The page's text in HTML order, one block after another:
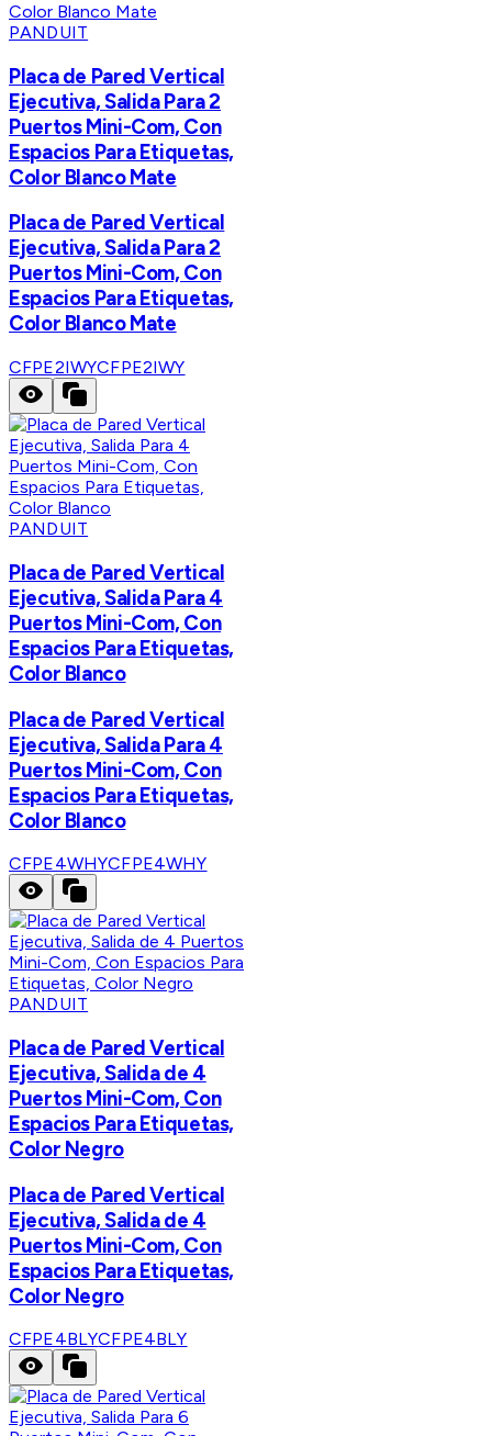
PANDUIT
Placa de Pared Vertical
Ejecutiva, Salida Para 2
Puertos Mini-Com, Con
Espacios Para Etiquetas,
Color Blanco Mate
Placa de Pared Vertical
Ejecutiva, Salida Para 2
Puertos Mini-Com, Con
Espacios Para Etiquetas,
Color Blanco Mate
CFPE2IWYCFPE2IWY
PANDUIT
Placa de Pared Vertical
Ejecutiva, Salida Para 4
Puertos Mini-Com, Con
Espacios Para Etiquetas,
Color Blanco
Placa de Pared Vertical
Ejecutiva, Salida Para 4
Puertos Mini-Com, Con
Espacios Para Etiquetas,
Color Blanco
CFPE4WHYCFPE4WHY
PANDUIT
Placa de Pared Vertical
Ejecutiva, Salida de 4
Puertos Mini-Com, Con
Espacios Para Etiquetas,
Color Negro
Placa de Pared Vertical
Ejecutiva, Salida de 4
Puertos Mini-Com, Con
Espacios Para Etiquetas,
Color Negro
CFPE4BLYCFPE4BLY